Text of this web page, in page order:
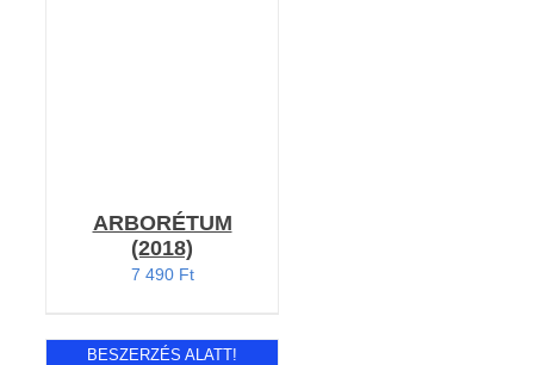
ARBORÉTUM
(2018)
7 490 Ft
BESZERZÉS ALATT!